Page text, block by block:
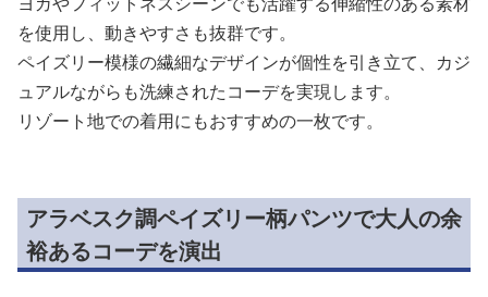
を使用し、動きやすさも抜群です。
ペイズリー模様の繊細なデザインが個性を引き立て、カジ
ュアルながらも洗練されたコーデを実現します。
リゾート地での着用にもおすすめの一枚です。
アラベスク調ペイズリー柄パンツで大人の余
裕あるコーデを演出